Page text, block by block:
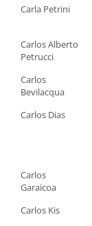
Carla Petrini
Carlos Alberto
Petrucci
Carlos
Bevilacqua
Carlos Dias
Carlos
Garaicoa
Carlos Kis